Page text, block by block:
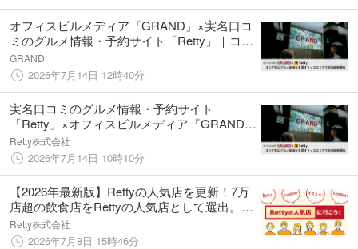
オフィスビルメディア『GRAND』×実名口コ
ミのグルメ情報・予約サイト「Retty」｜コン
テンツ提携、エリア特化型のグルメコンテン
ツを主要オフィスエリアで放映開始
GRAND
2026年7月14日 12時40分
実名口コミのグルメ情報・予約サイト
「Retty」×オフィスビルメディア『GRAND』
がコンテンツ提携、エリア特化型のグルメコ
ンテンツを主要オフィスエリアで放映開始
Retty株式会社
2026年7月14日 10時10分
【2026年最新版】Rettyの人気店を更新！7万
店超の飲食店をRettyの人気店として選出。新
たに2,000店舗以上が人気店入り
Retty株式会社
2026年7月8日 15時46分